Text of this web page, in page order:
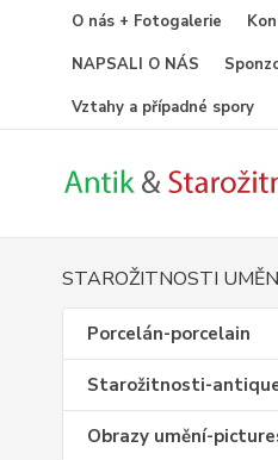
O nás + Fotogalerie
NAPSALI O NÁS
Vztahy a případné spory
STAROŽITNOSTI
Porcelán-porcelain
Starožitnosti-
Obrazy umění-